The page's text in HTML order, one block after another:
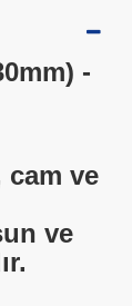
-
cam ve
ve